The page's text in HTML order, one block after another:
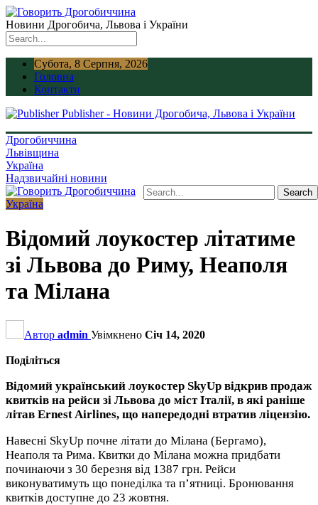
Новини Дрогобича, Львова і України
Субота, 8 Серпня, 2026
Головна
Контакти
Publisher - Новини Дрогобича, Львова і України
Дрогобиччина
Львівщина
Україна
Надзвичайні новини
Україна
Відомий лоукостер літатиме
зі Львова до Риму, Неаполя
та Мілана
Автор admin Увімкнено Січ 14, 2020
Поділіться
Відомий український лоукостер SkyUp відкрив продаж
квитків на рейси зі Львова до міст Італії, в які раніше
літав Ernest Airlines, що напередодні втратив ліцензію.
Навесні SkyUp почне літати до Мілана (Бергамо),
Неаполя та Рима. Квитки до Мілана можна придбати
починаючи з 30 березня від 1387 грн. Рейси
виконуватимуть що понеділка та п’ятниці. Бронювання
квитків доступне до 23 жовтня.